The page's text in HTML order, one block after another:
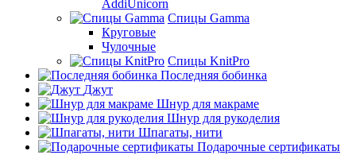
AddiUnicorn
Спицы Gamma
Круговые
Чулочные
Спицы KnitPro
Последняя бобинка
Джут
Шнур для макраме
Шнур для рукоделия
Шпагаты, нити
Подарочные сертификаты